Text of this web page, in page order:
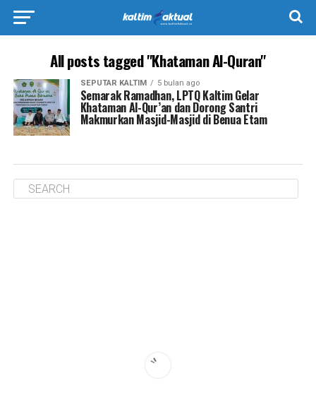
All posts tagged "Khataman Al-Quran"
SEPUTAR KALTIM 5 bulan ago
Semarak Ramadhan, LPTQ Kaltim Gelar
Khataman Al-Qur’an dan Dorong Santri
Makmurkan Masjid-Masjid di Benua Etam